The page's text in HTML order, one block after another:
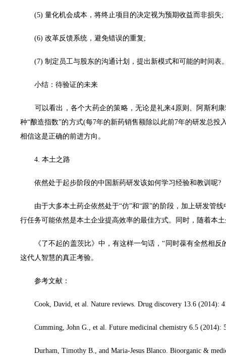
(5) 量化机会成本，将终止项目的决定视为预期收益而非损失;
(6) 改革反馈系统，避免错误的重复;
(7) 制定员工与股东的沟通计划，提出新模式和可能的时间表
小结：待验证的未来
可以看出，各个大药企的策略，无论是礼来4原则、阿斯利康
种“酿造指数”的方式(每7年的新药销售额除以此前7年的研发总
相信这是正确的前进方向。
4. 本土之路
依然处于起步阶段的中国新药研发该如何学习经验和教训呢?
由于大多本土药企依然处于“仿”和“跟”的阶段，加上研发管线
行任务可能依然是本土企业提高效率的最佳方式。同时，随着本
《了不起的盖茨比》中，有这样一句话，“同时葆有全然相反
这代人智慧的真正考验。
参考文献：
Cook, David, et al. Nature reviews. Drug discovery 13.6 (2014):
Cumming, John G., et al. Future medicinal chemistry 6.5 (2014):
Durham, Timothy B., and Maria-Jesus Blanco. Bioorganic &